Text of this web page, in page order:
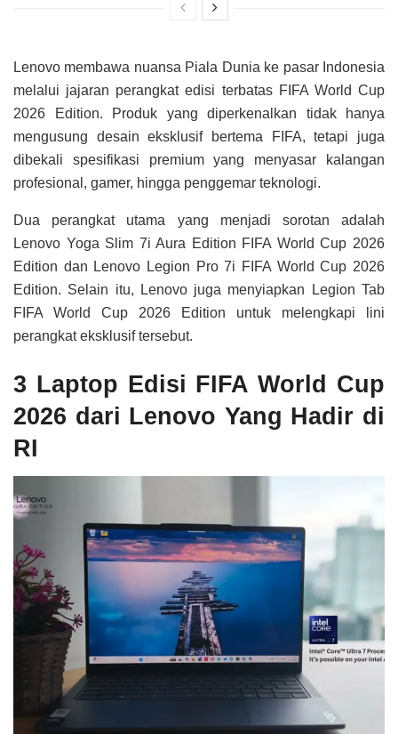
Lenovo membawa nuansa Piala Dunia ke pasar Indonesia
melalui jajaran perangkat edisi terbatas FIFA World Cup
2026 Edition. Produk yang diperkenalkan tidak hanya
mengusung desain eksklusif bertema FIFA, tetapi juga
dibekali spesifikasi premium yang menyasar kalangan
profesional, gamer, hingga penggemar teknologi.
Dua perangkat utama yang menjadi sorotan adalah
Lenovo Yoga Slim 7i Aura Edition FIFA World Cup 2026
Edition dan Lenovo Legion Pro 7i FIFA World Cup 2026
Edition. Selain itu, Lenovo juga menyiapkan Legion Tab
FIFA World Cup 2026 Edition untuk melengkapi lini
perangkat eksklusif tersebut.
3 Laptop Edisi FIFA World Cup
2026 dari Lenovo Yang Hadir di
RI